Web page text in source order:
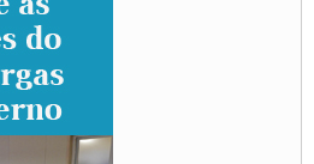
participam de debate sobre saúde nas
para transporte rodoviário de cargas na
de Cargas e Caminhoneiros Autonomos
APOIO A CLASSE TRABALHADORA